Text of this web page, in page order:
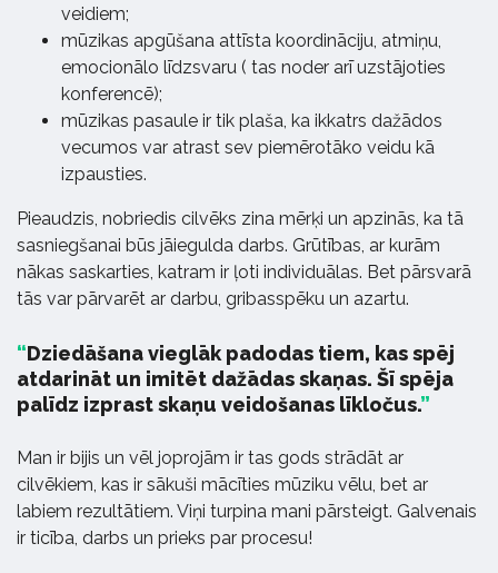
veidiem;
mūzikas apgūšana attīsta koordināciju, atmiņu,
emocionālo līdzsvaru ( tas noder arī uzstājoties
konferencē);
mūzikas pasaule ir tik plaša, ka ikkatrs dažādos
vecumos var atrast sev piemērotāko veidu kā
izpausties.
Pieaudzis, nobriedis cilvēks zina mērķi un apzinās, ka tā
sasniegšanai būs jāiegulda darbs. Grūtības, ar kurām
nākas saskarties, katram ir ļoti individuālas. Bet pārsvarā
tās var pārvarēt ar darbu, gribasspēku un azartu.
Dziedāšana vieglāk padodas tiem, kas spēj
atdarināt un imitēt dažādas skaņas. Šī spēja
palīdz izprast skaņu veidošanas līkločus.
Man ir bijis un vēl joprojām ir tas gods strādāt ar
cilvēkiem, kas ir sākuši mācīties mūziku vēlu, bet ar
labiem rezultātiem. Viņi turpina mani pārsteigt. Galvenais
ir ticība, darbs un prieks par procesu!